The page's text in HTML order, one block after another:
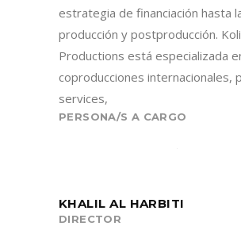
estrategia de financiación hasta
producción y postproducción.
Productions está especializada
coproducciones internacionales,
services,
PERSONA/S A CARGO
KHALIL AL HARBITI
DIRECTOR